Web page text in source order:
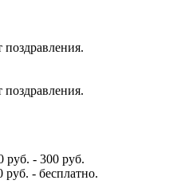
руб. - 300 руб.
руб. - бесплатно.